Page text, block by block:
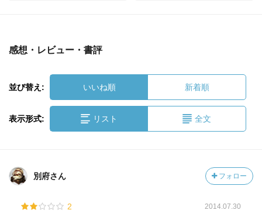
感想・レビュー・書評
並び替え: いいね順 新着順
表示形式: リスト 全文
別府さん フォロー
2 2014.07.30